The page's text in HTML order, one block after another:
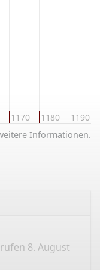
1170 1180 1190
Informationen.
8. August